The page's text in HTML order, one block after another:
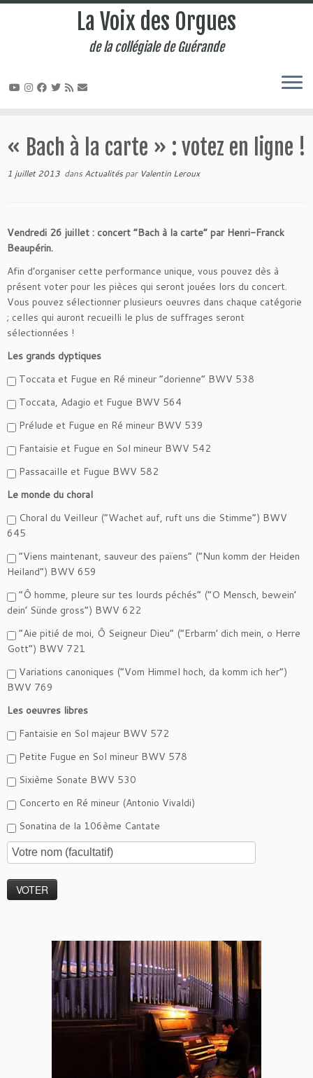
contenu
La Voix des Orgues
de la collégiale de Guérande
« Bach à la carte » : votez en ligne !
1 juillet 2013 dans Actualitéspar Valentin Leroux
Vendredi 26 juillet : concert “Bach à la carte” par Henri-Franck
Beaupérin.
Afin d’organiser cette performance unique, vous pouvez dès à
présent voter pour les pièces qui seront jouées lors du concert.
Vous pouvez sélectionner plusieurs oeuvres dans chaque catégorie
; celles qui auront recueilli le plus de suffrages seront
sélectionnées !
Les grands dyptiques
Toccata et Fugue en Ré mineur “dorienne” BWV 538
Toccata, Adagio et Fugue BWV 564
Prélude et Fugue en Ré mineur BWV 539
Fantaisie et Fugue en Sol mineur BWV 542
Passacaille et Fugue BWV 582
Le monde du choral
Choral du Veilleur (“Wachet auf, ruft uns die Stimme”) BWV
645
“Viens maintenant, sauveur des païens” (“Nun komm der Heiden
Heiland”) BWV 659
“Ô homme, pleure sur tes lourds péchés” (“O Mensch, bewein’
dein’ Sünde gross”) BWV 622
“Aie pitié de moi, Ô Seigneur Dieu” (“Erbarm’ dich mein, o Herre
Gott”) BWV 721
Variations canoniques (“Vom Himmel hoch, da komm ich her”)
BWV 769
Les oeuvres libres
Fantaisie en Sol majeur BWV 572
Petite Fugue en Sol mineur BWV 578
Sixième Sonate BWV 530
Concerto en Ré mineur (Antonio Vivaldi)
Sonatina de la 106ème Cantate